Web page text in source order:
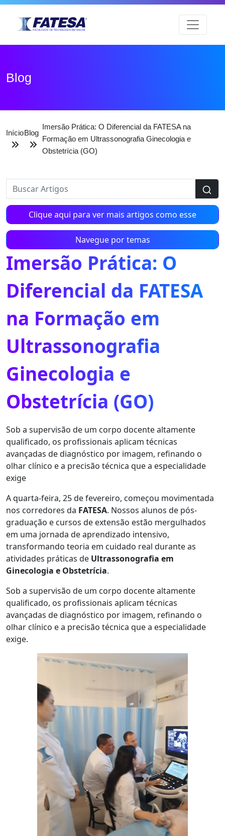
Blog
InícioBlog
Imersão Prática: O Diferencial da FATESA na
Formação em Ultrassonografia Ginecologia e
Obstetrícia (GO)
Clique aqui para ver mais artigos como esse
Navegue por temas
Imersão Prática: O
Diferencial da FATESA
na Formação em
Ultrassonografia
Ginecologia e
Obstetrícia (GO)
Sob a supervisão de um corpo docente altamente
qualificado, os profissionais aplicam técnicas
avançadas de diagnóstico por imagem, refinando o
olhar clínico e a precisão técnica que a especialidade
exige
A quarta-feira, 25 de fevereiro, começou movimentada
nos corredores da FATESA. Nossos alunos de pós-
graduação e cursos de extensão estão mergulhados
em uma jornada de aprendizado intensivo,
transformando teoria em cuidado real durante as
atividades práticas de Ultrassonografia em
Ginecologia e Obstetrícia.
Sob a supervisão de um corpo docente altamente
qualificado, os profissionais aplicam técnicas
avançadas de diagnóstico por imagem, refinando o
olhar clínico e a precisão técnica que a especialidade
exige.